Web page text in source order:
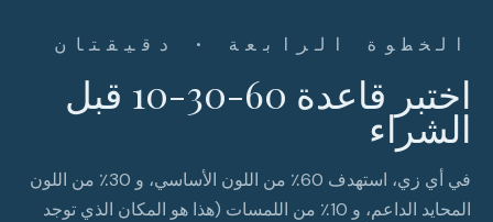
الخطوة الرابعة · دقيقتان
اختبر قاعدة 60-30-10 قبل
الشراء
في أي زي، استهدف 60٪ من اللون الأساسي، و 30٪ من اللون
المحايد الداعم، و 10٪ من اللمسات (هذا هو المكان الذي توجد